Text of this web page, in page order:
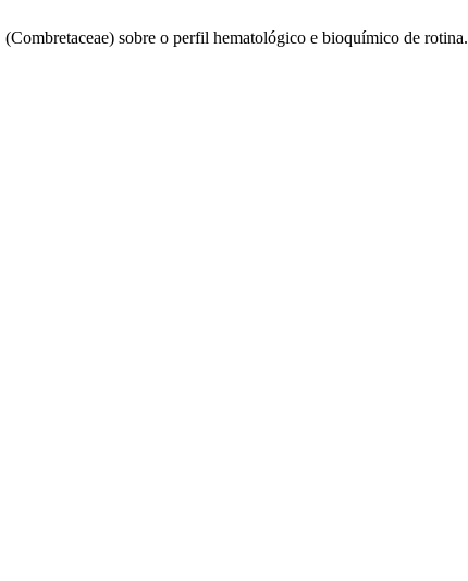
sobre o perfil hematológico e bioquímico de rotina.